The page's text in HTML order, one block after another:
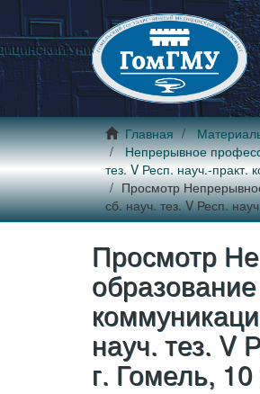
Главная
Непрерывное
тез. V Респ. науч.-практ.
Просмотр
сб. науч. тез. V Респ.
Просмотр
науч. тез. V
г. Гомель,